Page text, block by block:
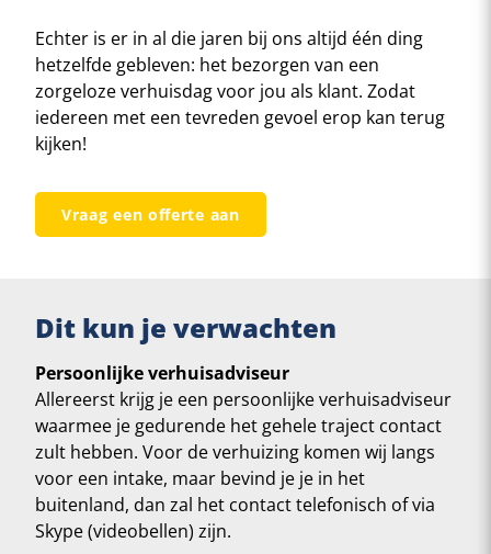
Echter is er in al die jaren bij ons altijd één ding
hetzelfde gebleven: het bezorgen van een
zorgeloze verhuisdag voor jou als klant. Zodat
iedereen met een tevreden gevoel erop kan terug
kijken!
Vraag een offerte aan
Dit kun je verwachten
Persoonlijke verhuisadviseur
Allereerst krijg je een persoonlijke verhuisadviseur
waarmee je gedurende het gehele traject contact
zult hebben. Voor de verhuizing komen wij langs
voor een intake, maar bevind je je in het
buitenland, dan zal het contact telefonisch of via
Skype (videobellen) zijn.